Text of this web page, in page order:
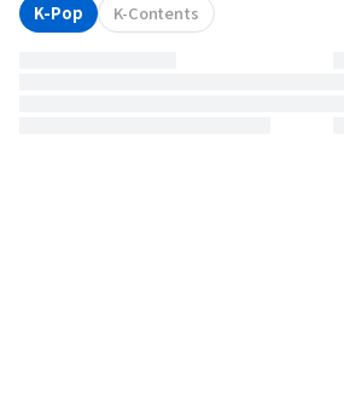
K-Pop K-Contents